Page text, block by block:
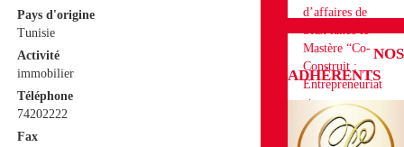
Pays d'origine
Tunisie
Activité
immobilier
Téléphone
74202222
Fax
d’affaires de
Sfax lance le
Mastère “Co-
Construit :
Entrepreneuriat
et
Développement
des Projets en
NOS
ADHÉRENTS